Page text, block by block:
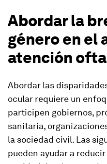
Abordar la
género en el
atención
Abordar las
ocular requiere un
participen gobiernos,
sanitaria,
la sociedad civil. Las
pueden ayudar a